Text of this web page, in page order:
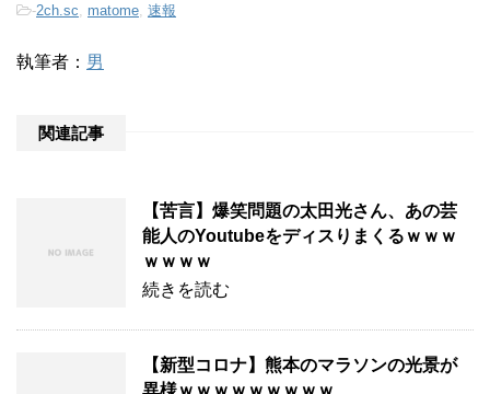
-2ch.sc matome 速報
執筆者： 男
関連記事
【苦言】爆笑問題の太田光さん、あの芸
能人のYoutubeをディスりまくるｗｗｗ
ｗｗｗｗ
続きを読む
【新型コロナ】熊本のマラソンの光景が
異様ｗｗｗｗｗｗｗｗｗ